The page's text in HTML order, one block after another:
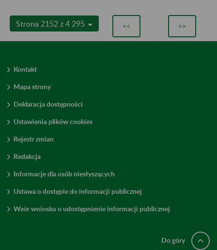
Strona 2152 z 4 295 << >>
Kontakt
Mapa strony
Deklaracja dostępności
Ustawienia plików cookies
Rejestr zmian
Redakcja
Informacje dla osób niesłyszących
Ustawa o dostępie do informacji publicznej
Wzór wniosku o udostępnienie informacji publicznej
Do góry